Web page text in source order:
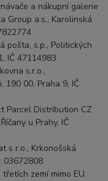
a nákupní galerie
Group a.s., Karolinská
pošta, s.p., Politických
IČ 47114983
s.r.o.,
190 00, Praha 9, IČ
Parcel Distribution CZ
u Prahy, IČ
s r.o., Krkonošská
03672808
zemí mimo EU.